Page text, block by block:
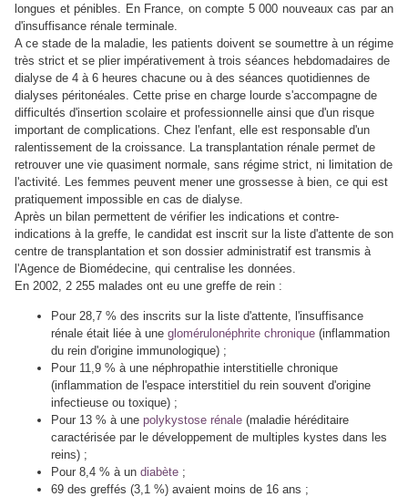
longues et pénibles. En France, on compte 5 000 nouveaux cas par an
d'insuffisance rénale terminale.
A ce stade de la maladie, les patients doivent se soumettre à un régime
très strict et se plier impérativement à trois séances hebdomadaires de
dialyse de 4 à 6 heures chacune ou à des séances quotidiennes de
dialyses péritonéales. Cette prise en charge lourde s'accompagne de
difficultés d'insertion scolaire et professionnelle ainsi que d'un risque
important de complications. Chez l'enfant, elle est responsable d'un
ralentissement de la croissance. La transplantation rénale permet de
retrouver une vie quasiment normale, sans régime strict, ni limitation de
l'activité. Les femmes peuvent mener une grossesse à bien, ce qui est
pratiquement impossible en cas de dialyse.
Après un bilan permettent de vérifier les indications et contre-
indications à la greffe, le candidat est inscrit sur la liste d'attente de son
centre de transplantation et son dossier administratif est transmis à
l'Agence de Biomédecine, qui centralise les données.
En 2002, 2 255 malades ont eu une greffe de rein :
Pour 28,7 % des inscrits sur la liste d'attente, l'insuffisance
rénale était liée à une glomérulonéphrite chronique (inflammation
du rein d'origine immunologique) ;
Pour 11,9 % à une néphropathie interstitielle chronique
(inflammation de l'espace interstitiel du rein souvent d'origine
infectieuse ou toxique) ;
Pour 13 % à une polykystose rénale (maladie héréditaire
caractérisée par le développement de multiples kystes dans les
reins) ;
Pour 8,4 % à un diabète ;
69 des greffés (3,1 %) avaient moins de 16 ans ;